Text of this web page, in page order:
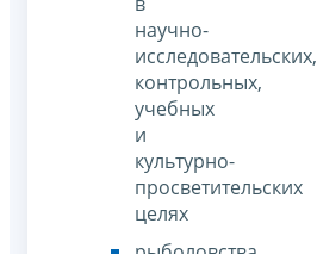
научно-
исследовательских,
контрольных,
учебных
и
культурно-
просветительских
целях